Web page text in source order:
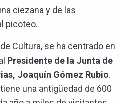
ciezana y de las
picoteo.
Cultura, se ha centrado en
Presidente de la Junta de
Joaquín Gómez Rubio.
una antigüedad de 600